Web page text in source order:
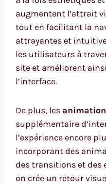
augmentent l’attrait
tout en facilitant la
attrayantes et
les utilisateurs à
site et améliorent
l’interface.
De plus, les
supplémentaire
l’expérience encore
incorporant des
des transitions et des
on crée un retour